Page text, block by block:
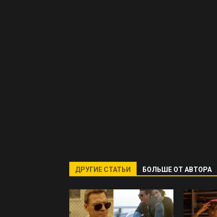
ДРУГИЕ СТАТЬИ БОЛЬШЕ ОТ АВТОРА